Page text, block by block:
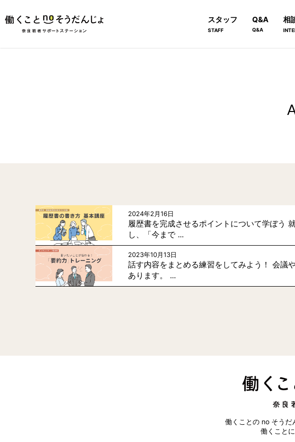
スタッフ
STAFF
Q&A
Q&A
相
2024年2月16日
履歴書を完成させるポイントについて学ぼう
し、「今まで ...
2023年10月13日
話す内容をまとめる練習をしてみよう！ 会議
あります。 ...
働くことの no そうだ
働くこと